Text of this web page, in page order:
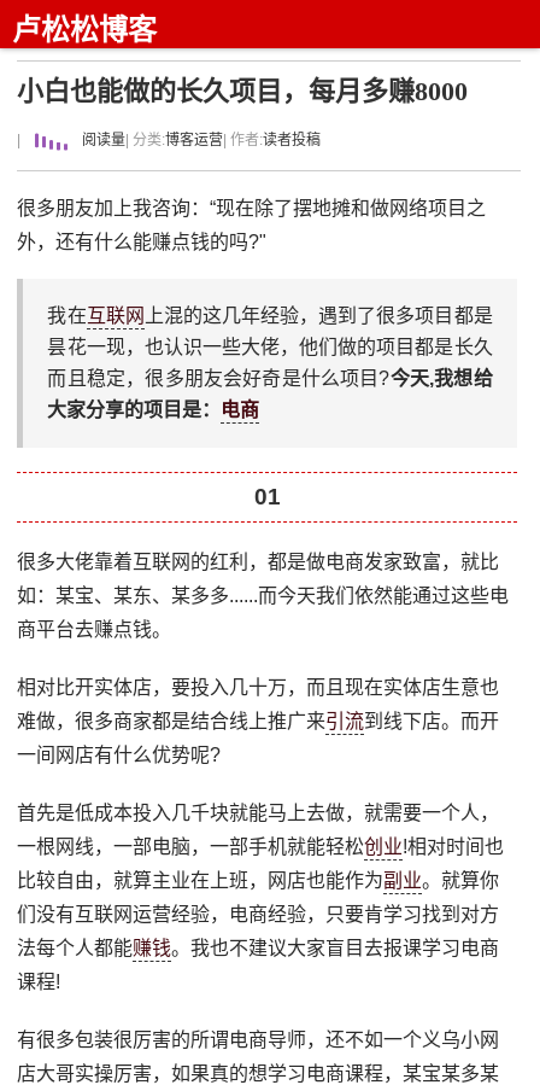
卢松松博客
小白也能做的长久项目，每月多赚8000
阅读量 | 分类:博客运营 | 作者:读者投稿
很多朋友加上我咨询：“现在除了摆地摊和做网络项目之
外，还有什么能赚点钱的吗?"
我在互联网
上混的这几年经验，遇到了很多项目都是
昙花一现，也认识一些大佬，他们做的项目都是长久
而且稳定，很多朋友会好奇是什么项目?今天,我想给
大家分享的项目是： 电商
01
很多大佬靠着互联网的红利，都是做电商发家致富，就比
如：某宝、某东、某多多......而今天我们依然能通过这些电
商平台去赚点钱。
相对比开实体店，要投入几十万，而且现在实体店生意也
难做，很多商家都是结合线上推广来引流到线下店。而开
一间网店有什么优势呢?
首先是低成本投入几千块就能马上去做，就需要一个人，
一根网线，一部电脑，一部手机就能轻松创业!相对时间也
比较自由，就算主业在上班，网店也能作为副业。就算你
们没有互联网运营经验，电商经验，只要肯学习找到对方
法每个人都能赚钱。我也不建议大家盲目去报课学习电商
课程!
有很多包装很厉害的所谓电商导师，还不如一个义乌小网
店大哥实操厉害，如果真的想学习电商课程，某宝某多某